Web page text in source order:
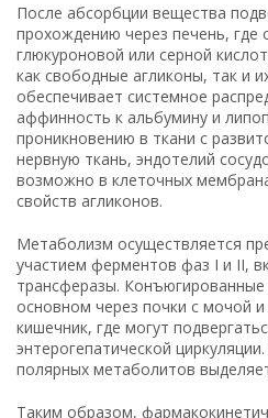
После абсорбции вещества
прохождению через печень, где
глюкуроновой или серной
как свободные агликоны, так и
обеспечивает системное
аффинность к альбумину и
проникновению в ткани с
нервную ткань, эндотелий
возможно в клеточных
свойств агликонов.
Метаболизм осуществляется
участием ферментов фаз I и II,
трансферазы.
основном через почки с мочой
кишечник, где могут
энтерогепатической
полярных метаболитов
Таким образом,